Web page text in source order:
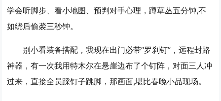
学会听脚步、看小地图、预判对手心理，蹲草丛五分钟,不
如绕后偷袭三秒钟。
别小看装备搭配，我现在出门必带“罗刹钉”，远程封路
神器，有一次我用特木尔在悬崖边布了个钉阵，对面三人冲
过来，直接全员踩钉子跳脚，那画面,堪比春晚小品现场。